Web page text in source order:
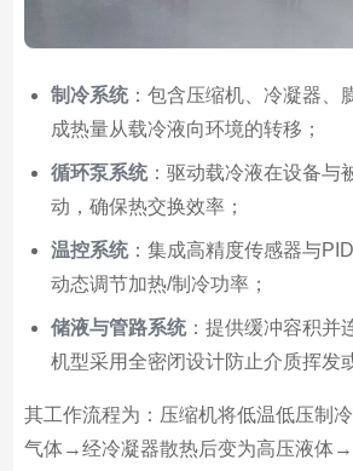
制冷系统：包含压缩机、冷凝器、
成热量从载冷液向环境的转移；
循环泵系统：驱动载冷液在设备与
动，确保热交换效率；
温控系统：集成高精度传感器与
动态调节加热/制冷功率；
储液与管路系统：提供缓冲容积并
机型采用全密闭设计防止介质挥发
其工作流程为：压缩机将低温低压制
气体→经冷凝器散热后变为高压液体